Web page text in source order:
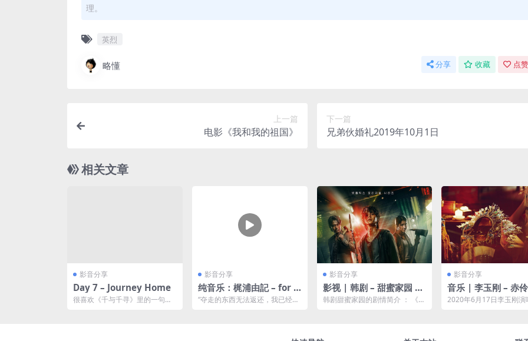
理。
英烈
略懂 分享 收藏 点
上一篇
电影《我和我的祖国》
下一篇
兄弟伙婚礼2019年10月1日
相关文章
影音分享
Day 7 – Journey Home
很喜欢《千与千寻》里的一句话
影音分享
纯音乐：梶浦由記 – for t
he butterfly
“夺走的东西无法返还，我已经杀
影音分享
影视 | 韩剧 – 甜蜜家园 스
위트홈 (2020)内冷外热 /
韩剧甜蜜家园的剧情简介 ： 《S
影音分享
音乐 | 李玉刚 – 赤伶
2020年6月17日李玉刚演